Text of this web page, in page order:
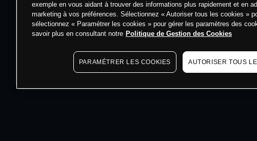
exemple en vous aidant à trouver des informations plus rapidement et en
marketing à vos préférences. Sélectionnez « Autoriser tous les cookies »
sélectionnez « Paramétrer les cookies » pour gérer les paramètres des
savoir plus en consultant notre Politique de Gestion des Cookies
PARAMÉTRER LES COOKIES AUTORISER TOUS